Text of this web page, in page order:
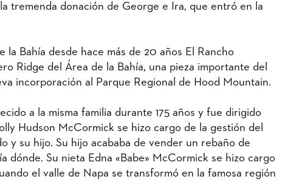
tremenda donación de George e Ira, que entró en la
Bahía desde hace más de 20 años El Rancho
Ridge del Área de la Bahía, una pieza importante del
incorporación al Parque Regional de Hood Mountain.
a la misma familia durante 175 años y fue dirigido
Hudson McCormick se hizo cargo de la gestión del
y su hijo. Su hijo acababa de vender un rebaño de
dónde. Su nieta Edna «Babe» McCormick se hizo cargo
el valle de Napa se transformó en la famosa región